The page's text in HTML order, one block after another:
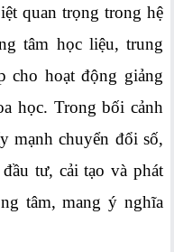
quan trọng trong hệ
tâm học liệu, trung
cho hoạt động giảng
học. Trong bối cảnh
mạnh chuyển đổi số,
tư, cải tạo và phát
tâm, mang ý nghĩa